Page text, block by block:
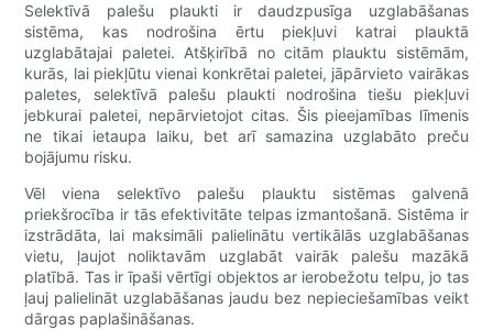
Selektīvā palešu plaukti ir daudzpusīga uzglabāšanas
sistēma, kas nodrošina ērtu piekļuvi katrai plauktā
uzglabātajai paletei. Atšķirībā no citām plauktu sistēmām,
kurās, lai piekļūtu vienai konkrētai paletei, jāpārvieto vairākas
paletes, selektīvā palešu plaukti nodrošina tiešu piekļuvi
jebkurai paletei, nepārvietojot citas. Šis pieejamības līmenis
ne tikai ietaupa laiku, bet arī samazina uzglabāto preču
bojājumu risku.
Vēl viena selektīvo palešu plauktu sistēmas galvenā
priekšrocība ir tās efektivitāte telpas izmantošanā. Sistēma ir
izstrādāta, lai maksimāli palielinātu vertikālās uzglabāšanas
vietu, ļaujot noliktavām uzglabāt vairāk palešu mazākā
platībā. Tas ir īpaši vērtīgi objektos ar ierobežotu telpu, jo tas
ļauj palielināt uzglabāšanas jaudu bez nepieciešamības veikt
dārgas paplašināšanas.